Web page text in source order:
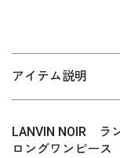
アイテム説明
LANVIN NOIR ラ
ロングワンピース